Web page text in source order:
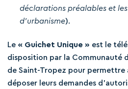
déclarations préalables et
d’urbanisme).
Le « Guichet Unique » est le
disposition par la Communauté
de Saint-Tropez pour permettre
déposer leurs demandes